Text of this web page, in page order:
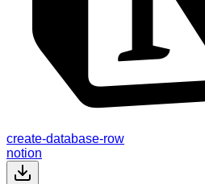
create-database-row
notion